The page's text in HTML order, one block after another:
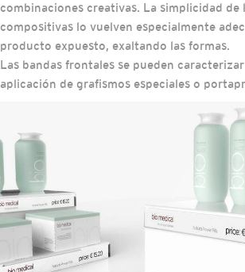
combinaciones creativas. La simplicidad de
compositivas lo vuelven especialmente
producto expuesto, exaltando las formas.
Las bandas frontales se pueden
aplicación de grafismos especiales o